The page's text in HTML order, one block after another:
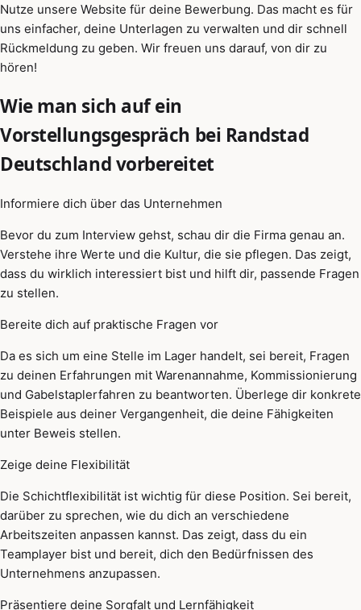
Nutze unsere Website für deine Bewerbung. Das macht es für
uns einfacher, deine Unterlagen zu verwalten und dir schnell
Rückmeldung zu geben. Wir freuen uns darauf, von dir zu
hören!
Wie man sich auf ein
Vorstellungsgespräch bei Randstad
Deutschland vorbereitet
Informiere dich über das Unternehmen
Bevor du zum Interview gehst, schau dir die Firma genau an.
Verstehe ihre Werte und die Kultur, die sie pflegen. Das zeigt,
dass du wirklich interessiert bist und hilft dir, passende Fragen
zu stellen.
Bereite dich auf praktische Fragen vor
Da es sich um eine Stelle im Lager handelt, sei bereit, Fragen
zu deinen Erfahrungen mit Warenannahme, Kommissionierung
und Gabelstaplerfahren zu beantworten. Überlege dir konkrete
Beispiele aus deiner Vergangenheit, die deine Fähigkeiten
unter Beweis stellen.
Zeige deine Flexibilität
Die Schichtflexibilität ist wichtig für diese Position. Sei bereit,
darüber zu sprechen, wie du dich an verschiedene
Arbeitszeiten anpassen kannst. Das zeigt, dass du ein
Teamplayer bist und bereit, dich den Bedürfnissen des
Unternehmens anzupassen.
Präsentiere deine Sorgfalt und Lernfähigkeit